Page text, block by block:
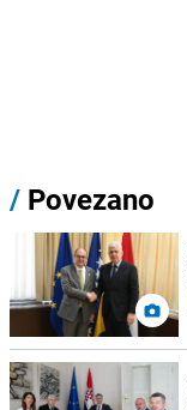
/ Povezano